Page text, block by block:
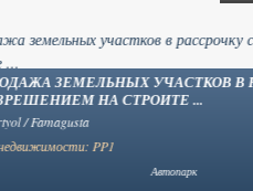
РОСКОШНЫЕ ВИЛЛЫ С
Ozanköy / Kyrenia
№ недвижимости: YP57
Без мебели